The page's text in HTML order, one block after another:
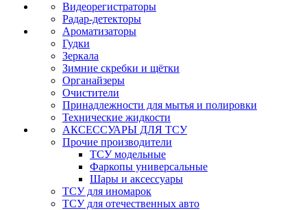
Видеорегистраторы
Радар-детекторы
Ароматизаторы
Гудки
Зеркала
Зимние скребки и щётки
Органайзеры
Очистители
Принадлежности для мытья и полировки
Технические жидкости
АКСЕССУАРЫ ДЛЯ ТСУ
Прочие производители
ТСУ модельные
Фаркопы универсальные
Шары и аксессуары
ТСУ для иномарок
ТСУ для отечественных авто